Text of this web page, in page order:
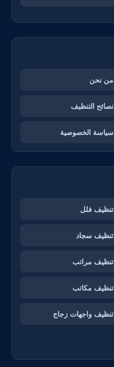
من نحن
نصائح التنظيف
سياسة الخصوصية
تنظيف فلل
تنظيف سجاد
تنظيف مراتب
تنظيف مكاتب
تنظيف واجهات زجاج